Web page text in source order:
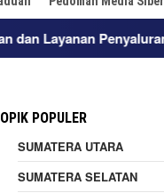
Penyaluran BBM
POPULER
SUMATERA UTARA
SUMATERA SELATAN